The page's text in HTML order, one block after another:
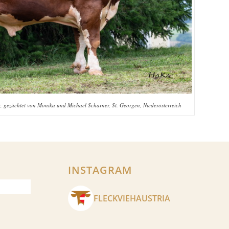
gezüchtet von Monika und Michael Scharner, St. Georgen, Niederösterreich
INSTAGRAM
FLECKVIEHAUSTRIA